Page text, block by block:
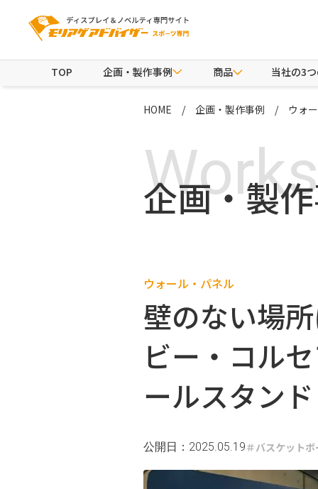
TOP 企画・製作事例 商品 当社の3
HOME 企画・製作事例 ウォ
企画・製
Works
ウォール・パネル
壁のない場
ビー・コル
ールスタンド
公開日：2025.05.19 バスケットボ